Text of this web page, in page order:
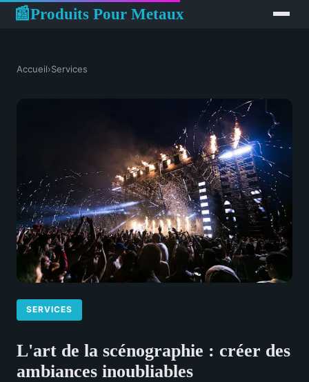
📰Produits Pour Metaux
Accueil›Services
SERVICES
L'art de la scénographie : créer des
ambiances inoubliables